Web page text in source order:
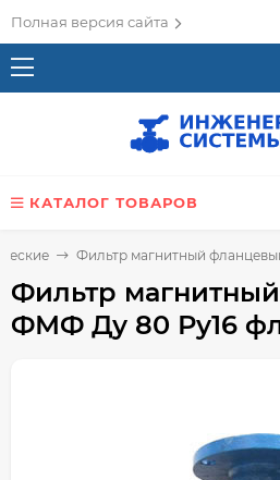
Полная версия сайта
КАТАЛОГ ТОВАРОВ
Фильтр магнитный
Фильтр
ФМФ Ду 80 Ру16